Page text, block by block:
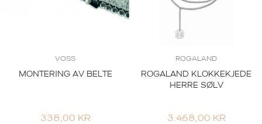
VOSS
MONTERING AV BELTE
338,00 KR
ROGALAND
ROGALAND KLOKKEKJEDE
HERRE SØLV
3.468,00 KR